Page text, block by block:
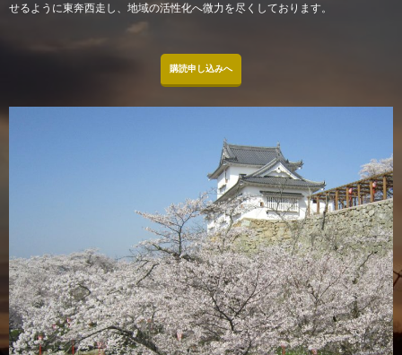
せるように東奔西走し、地域の活性化へ微力を尽くしております。
購読申し込みへ